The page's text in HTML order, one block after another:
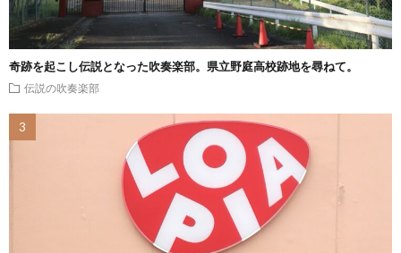
奇跡を起こし伝説となった吹奏楽部。県立野庭高校跡地を尋ねて。
伝説の吹奏楽部